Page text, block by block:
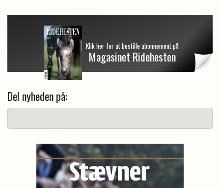
Klik her for at bestille abonnement på
Magasinet Ridehesten
Del nyheden på: